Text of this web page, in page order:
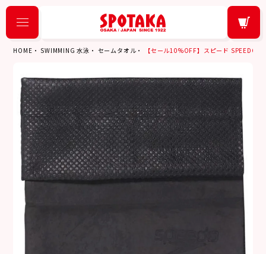
HOME SWIMMING 水泳 セームタオル 【セール10%OFF】スピード SPEEDO